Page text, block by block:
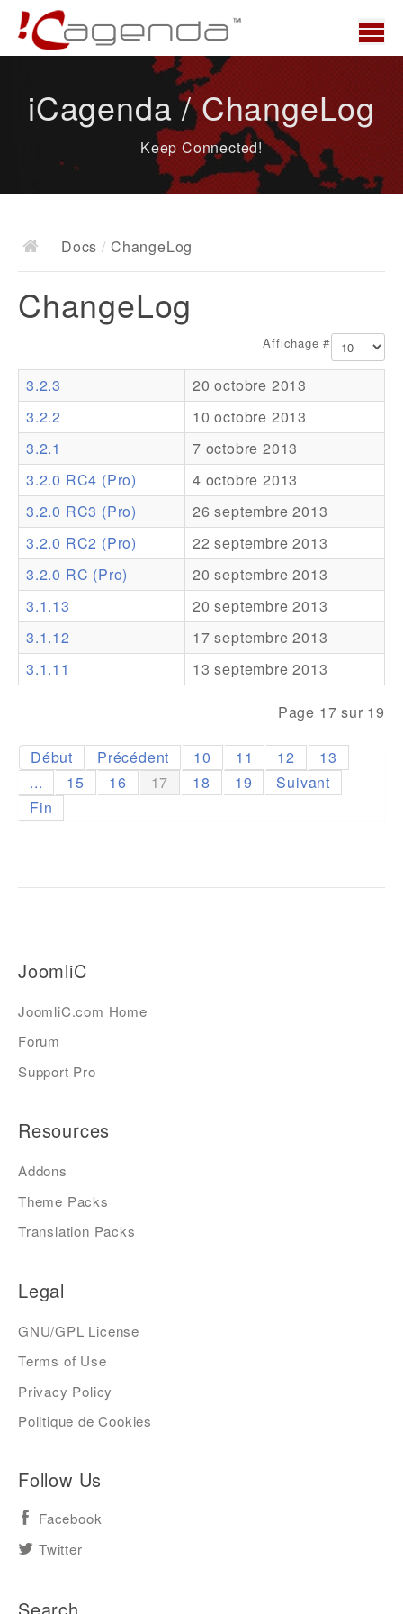
News
Docs
Documentation
Ressources
Addons
Theme Packs
Translation Packs
Support
Forum
Support Pro
iCagenda / ChangeLog
Keep Connected!
Docs / ChangeLog
ChangeLog
Affichage #
3.2.3
20 octobre 2013
3.2.2
10 octobre 2013
3.2.1
7 octobre 2013
3.2.0 RC4 (Pro)
4 octobre 2013
3.2.0 RC3 (Pro)
26 septembre 2013
3.2.0 RC2 (Pro)
22 septembre 2013
3.2.0 RC (Pro)
20 septembre 2013
3.1.13
20 septembre 2013
3.1.12
17 septembre 2013
3.1.11
13 septembre 2013
Page 17 sur 19
Début Précédent 10 11 12
13
...
15 16 17 18 19
Suivant
Fin
JoomliC
JoomliC.com Home
Forum
Support Pro
Resources
Addons
Theme Packs
Translation Packs
Legal
GNU/GPL License
Terms of Use
Privacy Policy
Politique de Cookies
Follow Us
Facebook
Twitter